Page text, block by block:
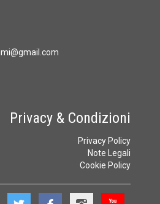
Privacy & Condizioni
Privacy Policy
Note Legali
Cookie Policy